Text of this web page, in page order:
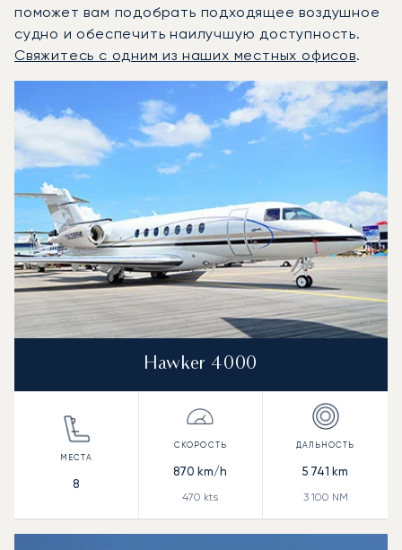
поможет вам подобрать подходящее воздушное
судно и обеспечить наилучшую доступность.
Свяжитесь с одним из наших местных офисов.
Модель воздушного судна
Скорость (км/ч)
Скорость (узлы)
Дальность (NM)
Hawker 4000
8
870 km/h
470 kts
5 741 km
3 100 NM